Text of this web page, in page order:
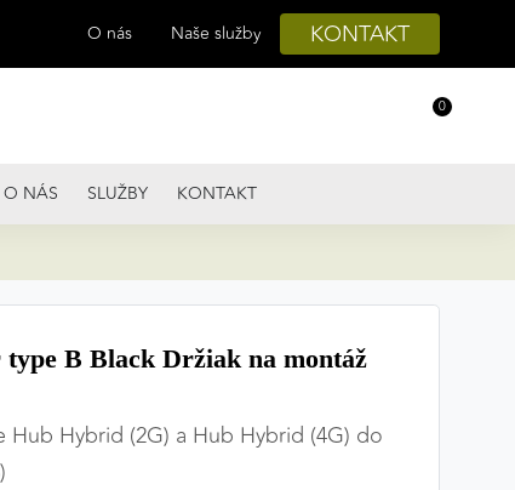
O nás Naše služby KONTAKT
0
O NÁS SLUŽBY KONTAKT
B Black Držiak na montáž
Hub Hybrid (2G) a Hub Hybrid (4G) do